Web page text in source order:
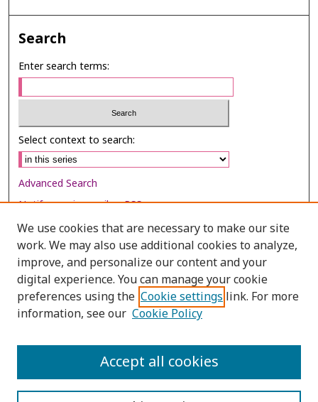
Search
Enter search terms:
Select context to search:
Advanced Search
Notify me via email orRSS
Browse
Collections
Disciplines
Authors
We use cookies that are necessary to make our site
work. We may also use additional cookies to analyze,
improve, and personalize our content and your
digital experience. You can manage your cookie
preferences using the Cookie settings link. For more
information, see our Cookie Policy
Accept all cookies